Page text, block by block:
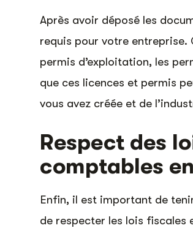
Après avoir déposé les
requis pour votre entreprise.
permis d’exploitation, les
que ces licences et permis
vous avez créée et de
Respect des
comptables
Enfin, il est important de
de respecter les lois fiscales